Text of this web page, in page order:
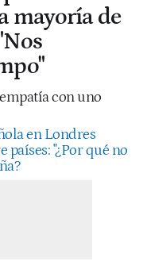
mayoría de
con uno
en Londres
"¿Por qué no